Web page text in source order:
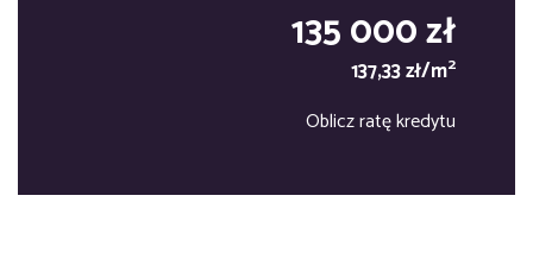
135 000 zł
137,33 zł/m2
Oblicz ratę kredytu